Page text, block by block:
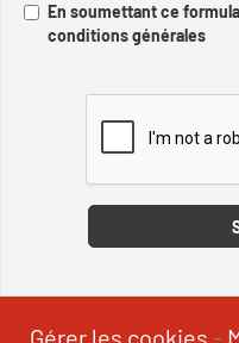
En soumettant ce
conditions générales
Gérer les cookies -